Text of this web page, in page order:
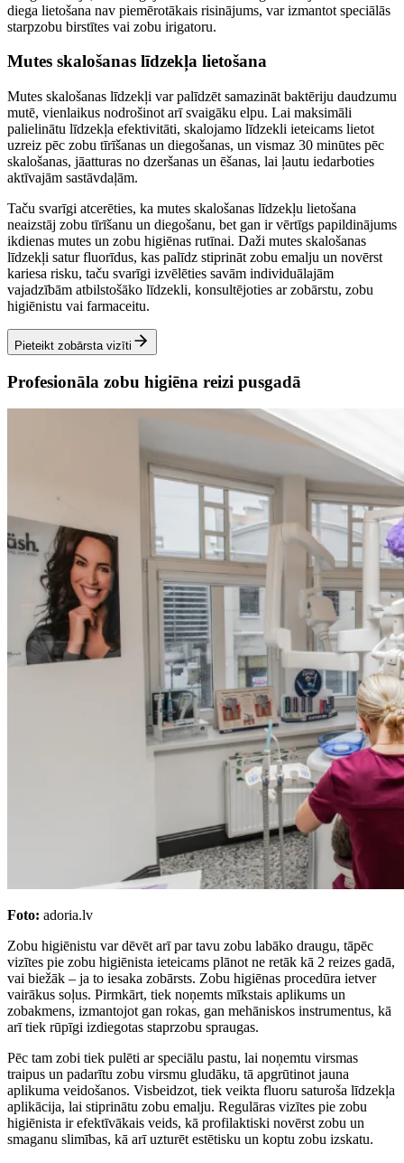
diega lietošana nav piemērotākais risinājums, var izmantot speciālās
starpzobu birstītes vai zobu irigatoru.
Mutes skalošanas līdzekļa lietošana
Mutes skalošanas līdzekļi var palīdzēt samazināt baktēriju daudzumu
mutē, vienlaikus nodrošinot arī svaigāku elpu. Lai maksimāli
palielinātu līdzekļa efektivitāti, skalojamo līdzekli ieteicams lietot
uzreiz pēc zobu tīrīšanas un diegošanas, un vismaz 30 minūtes pēc
skalošanas, jāatturas no dzeršanas un ēšanas, lai ļautu iedarboties
aktīvajām sastāvdaļām.
Taču svarīgi atcerēties, ka mutes skalošanas līdzekļu lietošana
neaizstāj zobu tīrīšanu un diegošanu, bet gan ir vērtīgs papildinājums
ikdienas mutes un zobu higiēnas rutīnai. Daži mutes skalošanas
līdzekļi satur fluorīdus, kas palīdz stiprināt zobu emalju un novērst
kariesa risku, taču svarīgi izvēlēties savām individuālajām
vajadzībām atbilstošāko līdzekli, konsultējoties ar zobārstu, zobu
higiēnistu vai farmaceitu.
Pieteikt zobārsta vizīti
Profesionāla zobu higiēna reizi pusgadā
Foto: adoria.lv
Zobu higiēnistu var dēvēt arī par tavu zobu labāko draugu, tāpēc
vizītes pie zobu higiēnista ieteicams plānot ne retāk kā 2 reizes gadā,
vai biežāk – ja to iesaka zobārsts. Zobu higiēnas procedūra ietver
vairākus soļus. Pirmkārt, tiek noņemts mīkstais aplikums un
zobakmens, izmantojot gan rokas, gan mehāniskos instrumentus, kā
arī tiek rūpīgi izdiegotas staprzobu spraugas.
Pēc tam zobi tiek pulēti ar speciālu pastu, lai noņemtu virsmas
traipus un padarītu zobu virsmu gludāku, tā apgrūtinot jauna
aplikuma veidošanos. Visbeidzot, tiek veikta fluoru saturoša līdzekļa
aplikācija, lai stiprinātu zobu emalju. Regulāras vizītes pie zobu
higiēnista ir efektīvākais veids, kā profilaktiski novērst zobu un
smaganu slimības, kā arī uzturēt estētisku un koptu zobu izskatu.